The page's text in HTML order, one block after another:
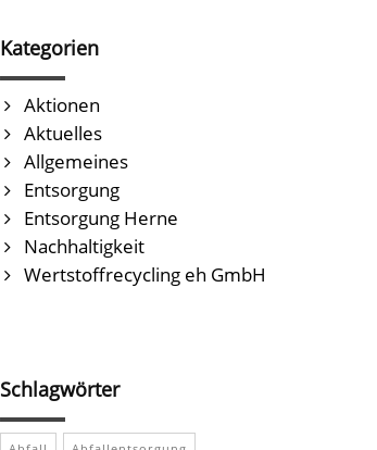
Kategorien
Aktionen
Aktuelles
Allgemeines
Entsorgung
Entsorgung Herne
Nachhaltigkeit
Wertstoffrecycling eh GmbH
Schlagwörter